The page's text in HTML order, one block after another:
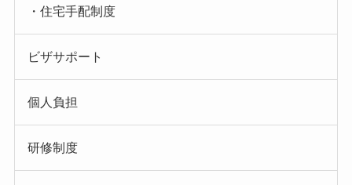
・住宅手配制度
ビザサポート
個人負担
研修制度